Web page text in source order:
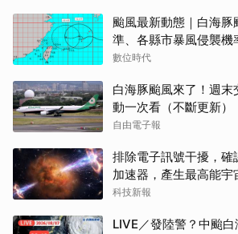
颱風最新動態｜白海
準、各縣市暴風侵襲機
數位時代
白海豚颱風來了！週
動一次看（不斷更新）
自由電子報
排除電子訊號干擾，確
加速器，產生最高能宇
科技新報
LIVE／發陸警？中颱